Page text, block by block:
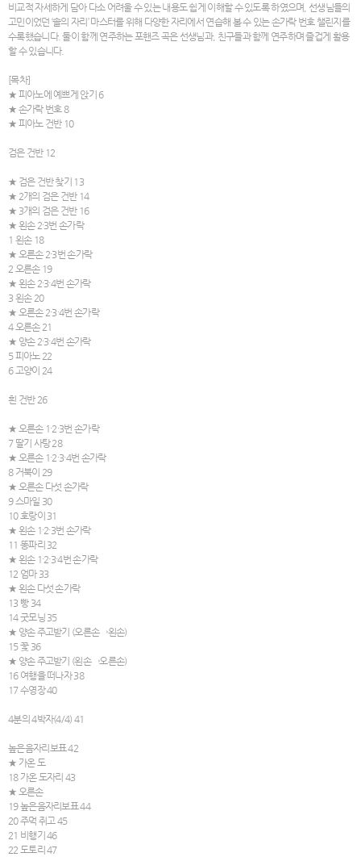
비교적 자세하게 담아 다소 어려울 수 있는 내용도 쉽게 이해할 수 있도록 하였으며, 선생님들의
고민이었던 ‘솔의 자리’ 마스터를 위해 다양한 자리에서 연습해 볼 수 있는 손가락 번호 챌린지를
수록했습니다. 둘이 함께 연주하는 포핸즈 곡은 선생님과, 친구들과 함께 연주하며 즐겁게 활용
할 수 있습니다.
[목차]
★ 피아노에 예쁘게 앉기 6
★ 손가락 번호 8
★ 피아노 건반 10
검은 건반 12
★ 검은 건반 찾기 13
★ 2개의 검은 건반 14
★ 3개의 검은 건반 16
★ 왼손 2·3번 손가락
1 왼손 18
★ 오른손 2·3번 손가락
2 오른손 19
★ 왼손 2·3·4번 손가락
3 왼손 20
★ 오른손 2·3·4번 손가락
4 오른손 21
★ 양손 2·3·4번 손가락
5 피아노 22
6 고양이 24
흰 건반 26
★ 오른손 1·2·3번 손가락
7 딸기 사탕 28
★ 오른손 1·2·3·4번 손가락
8 거북이 29
★ 오른손 다섯 손가락
9 스마일 30
10 호랑이 31
★ 왼손 1·2·3번 손가락
11 똥파리 32
★ 왼손 1·2·3·4번 손가락
12 엄마 33
★ 왼손 다섯 손가락
13 빵 34
14 굿모닝 35
★ 양손 주고받기 (오른손→왼손)
15 꽃 36
★ 양손 주고받기 (왼손→오른손)
16 여행을 떠나자 38
17 수영장 40
4분의 4박자(4/4) 41
높은음자리보표 42
★ 가온 도
18 가온 도자리 43
★ 오른손
19 높은음자리보표 44
20 주먹 쥐고 45
21 비행기 46
22 도토리 47